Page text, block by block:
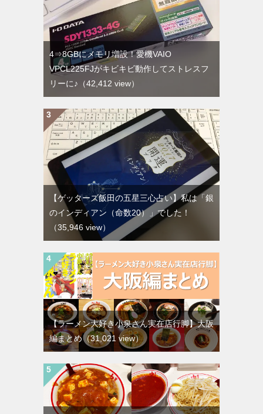
4⇒8GBにメモリ増設！愛機VAIO
VPCL225FJがキビキビ動作してストレスフ
リーに♪ （42,412 view）
【ゲッターズ飯田の五星三心占い】私は「銀
のインディアン（命数20）」でした！
（35,946 view）
【ラーメン大好き小泉さん実在店行脚】大阪
編まとめ（31,021 view）